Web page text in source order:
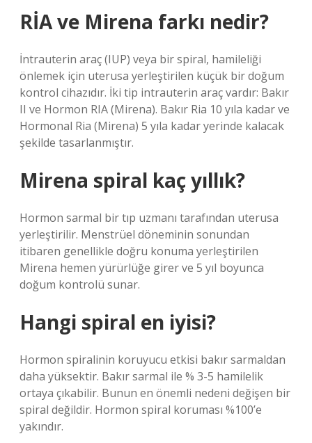
RİA ve Mirena farkı nedir?
İntrauterin araç (IUP) veya bir spiral, hamileliği
önlemek için uterusa yerleştirilen küçük bir doğum
kontrol cihazıdır. İki tip intrauterin araç vardır: Bakır
II ve Hormon RIA (Mirena). Bakır Ria 10 yıla kadar ve
Hormonal Ria (Mirena) 5 yıla kadar yerinde kalacak
şekilde tasarlanmıştır.
Mirena spiral kaç yıllık?
Hormon sarmal bir tıp uzmanı tarafından uterusa
yerleştirilir. Menstrüel döneminin sonundan
itibaren genellikle doğru konuma yerleştirilen
Mirena hemen yürürlüğe girer ve 5 yıl boyunca
doğum kontrolü sunar.
Hangi spiral en iyisi?
Hormon spiralinin koruyucu etkisi bakır sarmaldan
daha yüksektir. Bakır sarmal ile % 3-5 hamilelik
ortaya çıkabilir. Bunun en önemli nedeni değişen bir
spiral değildir. Hormon spiral koruması %100’e
yakındır.